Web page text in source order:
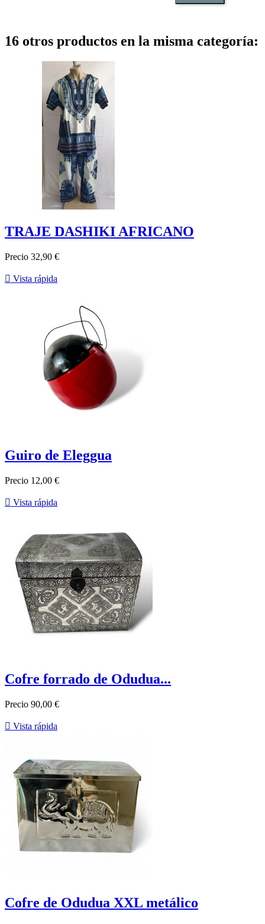
16 otros productos en la misma categoría:
TRAJE DASHIKI AFRICANO
Precio 32,90 €
 Vista rápida
Guiro de Eleggua
Precio 12,00 €
 Vista rápida
Cofre forrado de Odudua...
Precio 90,00 €
 Vista rápida
Cofre de Odudua XXL metálico